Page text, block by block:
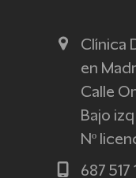
Clínica
en
Calle
Bajo
Nº
687 517